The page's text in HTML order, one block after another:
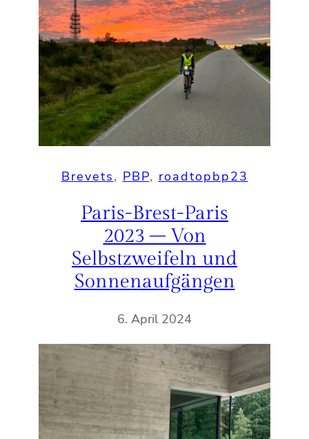
Brevets, PBP, roadtopbp23
Paris-Brest-Paris
2023 – Von
Selbstzweifeln und
Sonnenaufgängen
6. April 2024